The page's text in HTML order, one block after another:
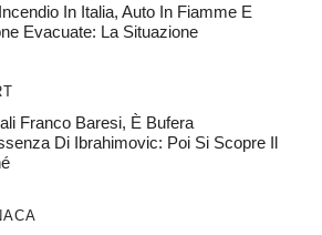
In Italia, Auto In Fiamme E
Evacuate: La Situazione
Franco Baresi, È Bufera
Di Ibrahimovic: Poi Si Scopre Il